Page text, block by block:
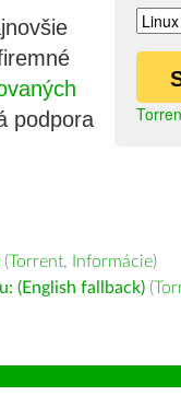
podpora
(Torrent, Informácie)
(English fallback) (